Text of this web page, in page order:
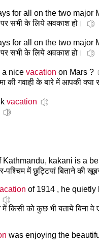
for all on the two major
पर सभी के लिये अवकाश हो।
for all on the two major
पर सभी के लिये अवकाश हो।
a nice vacation on Mars ?
की गवाही के बारे में आपकी क्या
vacation
kakani is a
पश्चिम में छुट्टियां बिताने की
of 1914 , he quietly
किसी को कुछ भी बताये बिना
was enjoying the